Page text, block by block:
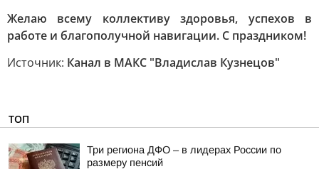
Желаю всему коллективу здоровья, успехов в
работе и благополучной навигации. С праздником!
Источник: Канал в МАКС "Владислав Кузнецов"
ТОП
Три региона ДФО – в лидерах России по
размеру пенсий